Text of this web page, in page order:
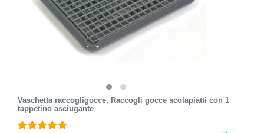
Vaschetta raccogligocce, Raccogli gocce scolapiatti con 1
tappetino asciugante